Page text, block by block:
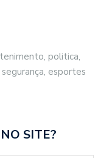
politica,
esportes
SITE?